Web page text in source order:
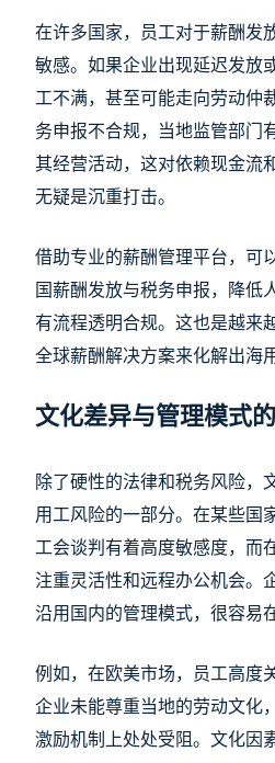
在许多国家，员工对于薪酬发
敏感。如果企业出现延迟发放
工不满，甚至可能走向劳动仲
务申报不合规，当地监管部门
其经营活动，这对依赖现金流
无疑是沉重打击。
借助专业的薪酬管理平台，可
国薪酬发放与税务申报，降低
有流程透明合规。这也是越来
全球薪酬解决方案来化解出海
文化差异与管理模式
除了硬性的法律和税务风险，
用工风险的一部分。在某些国
工会谈判有着高度敏感度，而
注重灵活性和远程办公机会。
沿用国内的管理模式，很容易
例如，在欧美市场，员工高度
企业未能尊重当地的劳动文化
激励机制上处处受阻。文化因